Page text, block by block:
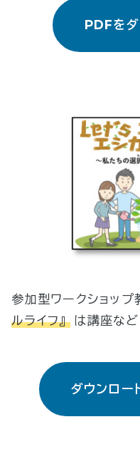
PDFをダ
参加型ワークショップ
ルライフ』 は講座など
ダウンロー